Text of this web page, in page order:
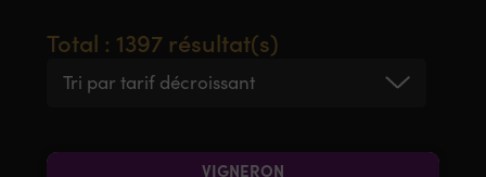
Total : 1397 résultat(s)
Tri par tarif décroissant
VIGNERON